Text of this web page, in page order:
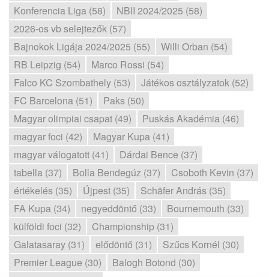
Konferencia Liga (58)
NBII 2024/2025 (58)
2026-os vb selejtezők (57)
Bajnokok Ligája 2024/2025 (55)
Willi Orban (54)
RB Leipzig (54)
Marco Rossi (54)
Falco KC Szombathely (53)
Játékos osztályzatok (52)
FC Barcelona (51)
Paks (50)
Magyar olimpiai csapat (49)
Puskás Akadémia (46)
magyar foci (42)
Magyar Kupa (41)
magyar válogatott (41)
Dárdai Bence (37)
tabella (37)
Bolla Bendegúz (37)
Csoboth Kevin (37)
értékelés (35)
Újpest (35)
Schäfer András (35)
FA Kupa (34)
negyeddöntő (33)
Bournemouth (33)
külföldi foci (32)
Championship (31)
Galatasaray (31)
elődöntő (31)
Szűcs Kornél (30)
Premier League (30)
Balogh Botond (30)